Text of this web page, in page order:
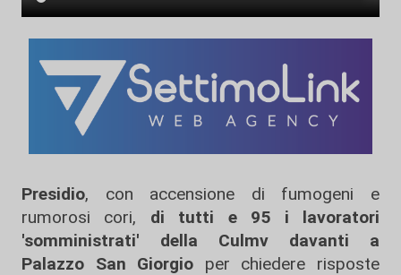
Presidio, con accensione di fumogeni e
rumorosi cori, di tutti e 95 i lavoratori
'somministrati' della Culmv davanti a
Palazzo San Giorgio per chiedere risposte